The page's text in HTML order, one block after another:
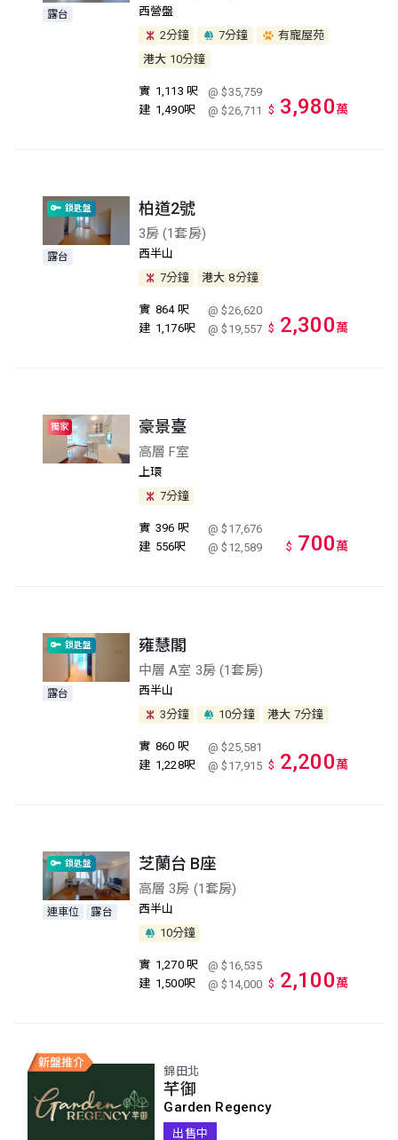
露台
西營盤
2分鐘
7分鐘
有寵屋苑
港大 10分鐘
實 1,113 呎
@ $35,759
建 1,490呎 @ $26,711 $ 3,980萬
鎖匙盤
露台
柏道2號
3房 (1套房)
西半山
7分鐘
港大 8分鐘
實 864 呎
@ $26,620
建 1,176呎 @ $19,557 $ 2,300萬
獨家 豪景臺
高層 F室
上環
7分鐘
實 396 呎
@ $17,676
建 556呎 @ $12,589 $ 700萬
鎖匙盤
露台
雍慧閣
中層 A室 3房 (1套房)
西半山
3分鐘
10分鐘 港大 7分鐘
實 860 呎
@ $25,581
建 1,228呎 @ $17,915 $ 2,200萬
鎖匙盤
連車位 露台
芝蘭台 B座
高層 3房 (1套房)
西半山
10分鐘
實 1,270 呎
@ $16,535
建 1,500呎 @ $14,000 $ 2,100萬
錦田北
芊御
Garden Regency
出售中